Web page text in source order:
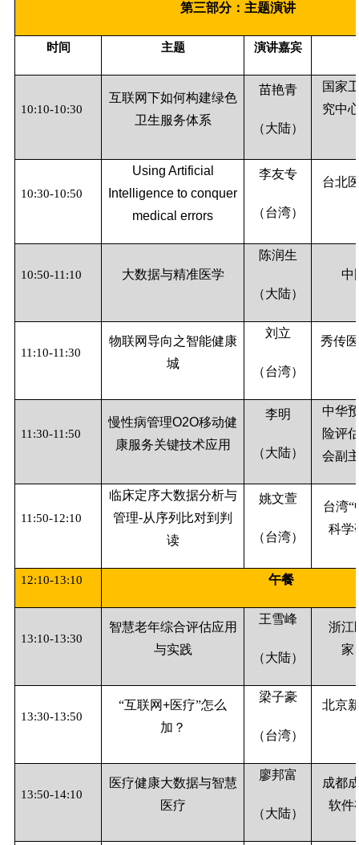
第三部分：主题演讲
时间 主题 演讲嘉宾
10:10-10:30
互联网下如何构建绿色
卫生服务体系
苗艳青
（大陆）
国家
究中
10:30-10:50
Using Artificial
Intelligence to conquer
medical errors
李友专
（台湾）
台北
10:50-11:10 大数据与精准医学
陈润生
（大陆）
中
11:10-11:30
物联网导向之智能健康
城
刘立
（台湾）
秀传
11:30-11:50
慢性病管理O2O移动健
康服务关键技术应用
李明
（大陆）
中华
险评
会副
11:50-12:10
临床定序大数据分析与
管理-从序列比对到判
读
姚文萱
（台湾）
台湾“
科学
12:10-13:10 午餐
13:10-13:30
智慧老年综合评估应用
与实践
王雪峰
（大陆）
浙江
家
13:30-13:50
“互联网+医疗”怎么
加？
梁子豪
（台湾）
北京
13:50-14:10
医疗健康大数据与智慧
医疗
廖邦富
（大陆）
成都
软件